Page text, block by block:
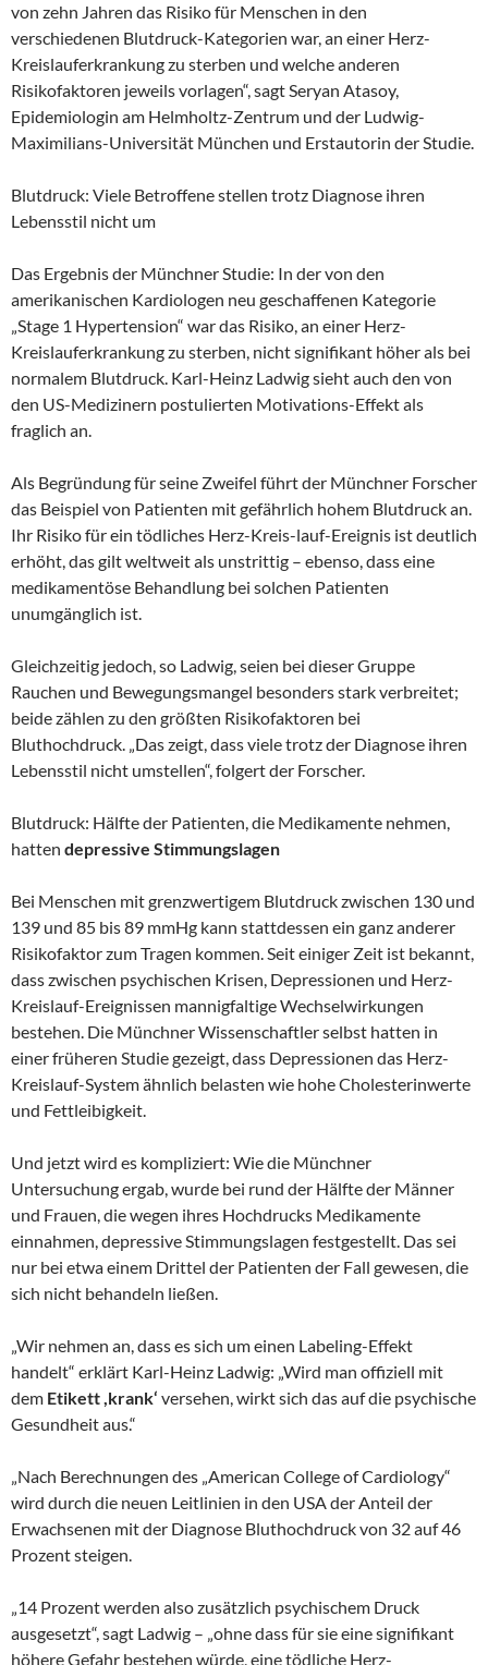
von zehn Jahren das Risiko für Menschen in den
verschiedenen Blutdruck-Kategorien war, an einer Herz-
Kreislauferkrankung zu sterben und welche anderen
Risikofaktoren jeweils vorlagen“, sagt Seryan Atasoy,
Epidemiologin am Helmholtz-Zentrum und der Ludwig-
Maximilians-Universität München und Erstautorin der Studie.
Blutdruck: Viele Betroffene stellen trotz Diagnose ihren
Lebensstil nicht um
Das Ergebnis der Münchner Studie: In der von den
amerikanischen Kardiologen neu geschaffenen Kategorie
„Stage 1 Hypertension“ war das Risiko, an einer Herz-
Kreislauferkrankung zu sterben, nicht signifikant höher als bei
normalem Blutdruck. Karl-Heinz Ladwig sieht auch den von
den US-Medizinern postulierten Motivations-Effekt als
fraglich an.
Als Begründung für seine Zweifel führt der Münchner Forscher
das Beispiel von Patienten mit gefährlich hohem Blutdruck an.
Ihr Risiko für ein tödliches Herz-Kreis-lauf-Ereignis ist deutlich
erhöht, das gilt weltweit als unstrittig – ebenso, dass eine
medikamentöse Behandlung bei solchen Patienten
unumgänglich ist.
Gleichzeitig jedoch, so Ladwig, seien bei dieser Gruppe
Rauchen und Bewegungsmangel besonders stark verbreitet;
beide zählen zu den größten Risikofaktoren bei
Bluthochdruck. „Das zeigt, dass viele trotz der Diagnose ihren
Lebensstil nicht umstellen“, folgert der Forscher.
Blutdruck: Hälfte der Patienten, die Medikamente nehmen,
hatten depressive Stimmungslagen
Bei Menschen mit grenzwertigem Blutdruck zwischen 130 und
139 und 85 bis 89 mmHg kann stattdessen ein ganz anderer
Risikofaktor zum Tragen kommen. Seit einiger Zeit ist bekannt,
dass zwischen psychischen Krisen, Depressionen und Herz-
Kreislauf-Ereignissen mannigfaltige Wechselwirkungen
bestehen. Die Münchner Wissenschaftler selbst hatten in
einer früheren Studie gezeigt, dass Depressionen das Herz-
Kreislauf-System ähnlich belasten wie hohe Cholesterinwerte
und Fettleibigkeit.
Und jetzt wird es kompliziert: Wie die Münchner
Untersuchung ergab, wurde bei rund der Hälfte der Männer
und Frauen, die wegen ihres Hochdrucks Medikamente
einnahmen, depressive Stimmungslagen festgestellt. Das sei
nur bei etwa einem Drittel der Patienten der Fall gewesen, die
sich nicht behandeln ließen.
„Wir nehmen an, dass es sich um einen Labeling-Effekt
handelt“ erklärt Karl-Heinz Ladwig: „Wird man offiziell mit
dem Etikett ,krank‘ versehen, wirkt sich das auf die psychische
Gesundheit aus.“
„Nach Berechnungen des „American College of Cardiology“
wird durch die neuen Leitlinien in den USA der Anteil der
Erwachsenen mit der Diagnose Bluthochdruck von 32 auf 46
Prozent steigen.
„14 Prozent werden also zusätzlich psychischem Druck
ausgesetzt“, sagt Ladwig – „ohne dass für sie eine signifikant
höhere Gefahr bestehen würde, eine tödliche Herz-